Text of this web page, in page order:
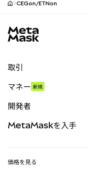
CEGon/ETNon
取引
パーペチュアル
RWA
マネー 新規
開発者
MetaMaskを入手
価格を見る